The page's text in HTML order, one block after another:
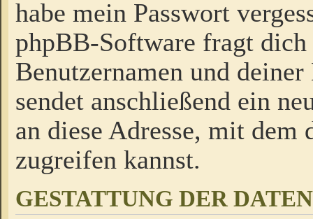
habe mein Passwort
phpBB-Software fragt dich
Benutzernamen und
sendet anschließend ein
an diese Adresse, mit dem
zugreifen kannst.
GESTATTUNG DER